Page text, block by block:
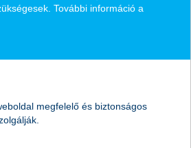
További információ a
megfelelő és biztonságos